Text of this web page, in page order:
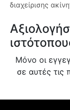
διαχείρισης
Μόνο οι
σε αυτές τις